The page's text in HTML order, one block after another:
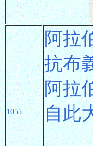
1055
阿拉
抗布
阿拉
自此